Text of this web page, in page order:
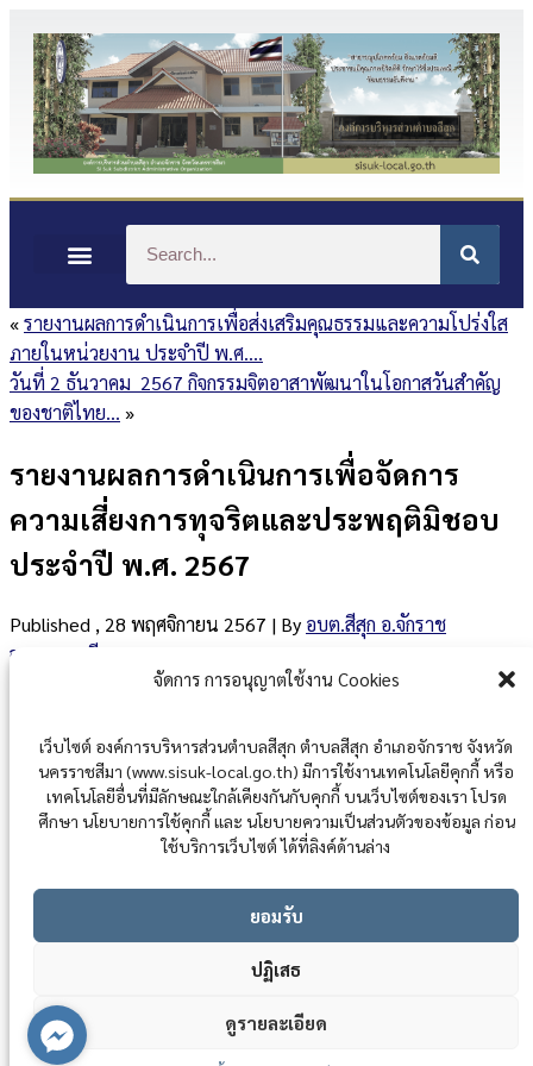
จัดการ การอนุญาตใช้งาน Cookies
เว็บไซต์ องค์การบริหารส่วนตำบลสีสุก ตำบลสีสุก อำเภอจักราช จังหวัด
นครราชสีมา (www.sisuk-local.go.th) มีการใช้งานเทคโนโลยีคุกกี้ หรือ
เทคโนโลยีอื่นที่มีลักษณะใกล้เคียงกันกับคุกกี้ บนเว็บไซต์ของเรา โปรด
ศึกษา นโยบายการใช้คุกกี้ และ นโยบายความเป็นส่วนตัวของข้อมูล ก่อน
ใช้บริการเว็บไซต์ ได้ที่ลิงค์ด้านล่าง
ยอมรับ
ปฏิเสธ
ดูรายละเอียด
«รายงานผลการดำเนินการเพื่อส่งเสริมคุณธรรมและความโปร่งใส
ภายในหน่วยงาน ประจำปี พ.ศ.…
วันที่ 2 ธันวาคม 2567 กิจกรรมจิตอาสาพัฒนาในโอกาสวันสำคัญ
ของชาติไทย… »
รายงานผลการดำเนินการเพื่อจัดการ
ความเสี่ยงการทุจริตและประพฤติมิชอบ
ประจำปี พ.ศ. 2567
Published , 28 พฤศจิกายน 2567 | By อบต.สีสุก อ.จักราช
จ.นครราชสีมา
รายผลการดำเนินการเพื่อจัดการความเสี่ยง2567 ดาวน์โหลด
Posted in แผนปฏิบัติราชการ ด้านการป้องกัน และ ปราบปราม การ
ทุจริต
สงวนลิขสิทธิ์ พ.ศ. 2521 ตามพระราชบัญญัติสงวนลิขสิทธิ์ พ.ศ.
ตำบลสีสุก อำเภอจักราช จังหวัดนครราชสีมา